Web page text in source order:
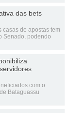
das bets
casas de apostas tem
Senado, podendo
com o
Bataguassu